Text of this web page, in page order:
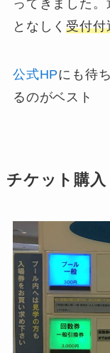
ってきました。
となしく受付付
公式HPにも待
るのがベスト
チケット購入